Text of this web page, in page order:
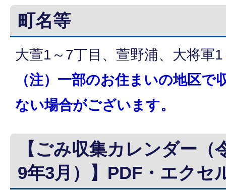
町名等
大萱1～7丁目、萱野浦、大将軍
（注）一部のお住まいの地区で
ない場合がございます。
【ごみ収集カレンダー（
9年3月）】PDF・エクセ